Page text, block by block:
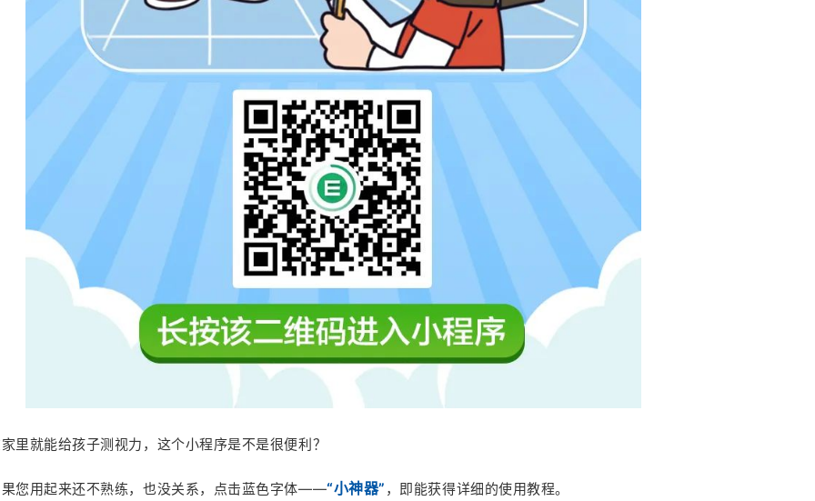
里就能给孩子测视力，这个小程序是不是很便利？
您用起来还不熟练，也没关系，点击蓝色字体——“小神器” ，即能获得详细的使用教程。